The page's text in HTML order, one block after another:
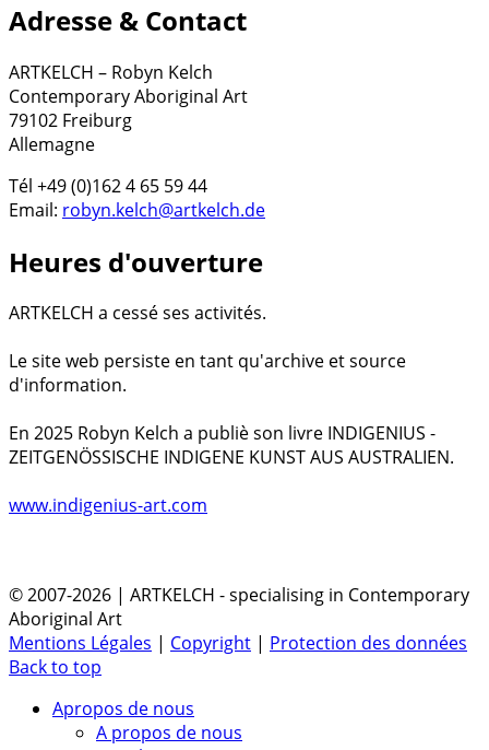
Adresse & Contact
ARTKELCH – Robyn Kelch
Contemporary Aboriginal Art
79102 Freiburg
Allemagne
Tél +49 (0)162 4 65 59 44
Email: robyn.kelch@artkelch.de
Heures d'ouverture
ARTKELCH a cessé ses activités.
Le site web persiste en tant qu'archive et source
d'information.
En 2025 Robyn Kelch a publiè son livre INDIGENIUS -
ZEITGENÖSSISCHE INDIGENE KUNST AUS AUSTRALIEN.
www.indigenius-art.com
© 2007-2026 | ARTKELCH - specialising in Contemporary
Aboriginal Art
Mentions Légales | Copyright | Protection des données
Back to top
Apropos de nous
A propos de nous